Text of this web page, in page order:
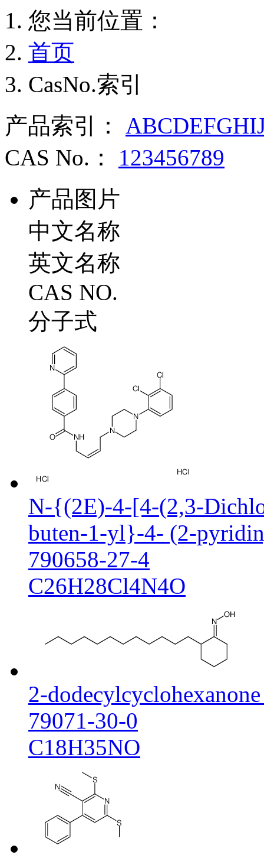
您当前位置：
首页
CasNo.索引
产品索引： ABCDEFGHI
CAS No.： 123456789
产品图片
中文名称
英文名称
CAS NO.
分子式
N-{(2E)-4-[4-(2,3-
buten-1-yl}-4- (2-
790658-27-4
C26H28Cl4N4O
2-
79071-30-0
C18H35NO